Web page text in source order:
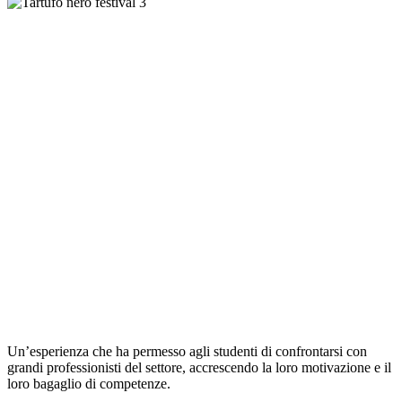
Un’esperienza che ha permesso agli studenti di confrontarsi con
grandi professionisti del settore, accrescendo la loro motivazione e il
loro bagaglio di competenze.